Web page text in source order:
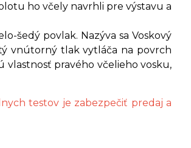
ho včely navrhli pre výstavu a
šedý povlak. Nazýva sa Voskový
vnútorný tlak vytláča na povrch
pravého včelieho vosku,
testov je zabezpečiť predaj a